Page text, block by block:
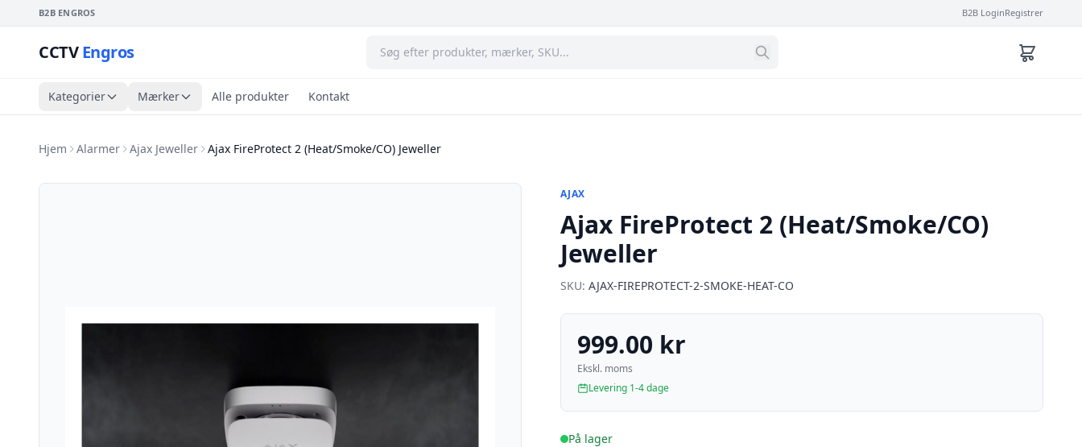
B2B ENGROS B2B LoginRegistrer
CCTVEngros
Kategorier Mærker Alle produkter Kontakt
Hjem Alarmer Ajax Jeweller Ajax FireProtect 2 (Heat/Smoke/CO) Jeweller
AJAX
Ajax FireProtect 2 (Heat/Smoke/CO)
Jeweller
SKU: AJAX-FIREPROTECT-2-SMOKE-HEAT-CO
999.00 kr
Ekskl. moms
Levering 1-4 dage
På lager